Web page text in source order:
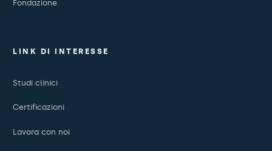
Fondazione
LINK DI INTERESSE
Studi clinici
Certificazioni
Lavora con noi